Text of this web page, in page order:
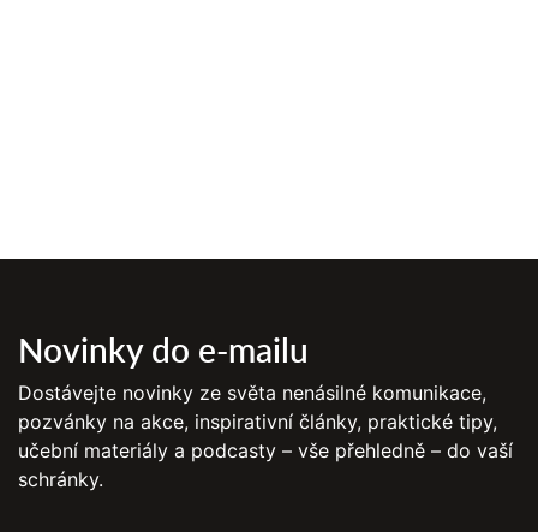
Novinky do e-mailu
Dostávejte novinky ze světa nenásilné komunikace,
pozvánky na akce, inspirativní články, praktické tipy,
učební materiály a podcasty – vše přehledně – do vaší
schránky.